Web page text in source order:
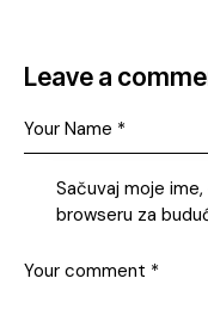
Leave a
Sačuvaj moje
browseru za